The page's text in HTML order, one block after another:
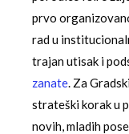
prvo
rad u
trajan utisak i
zanate. Za
strateški korak u
novih, mladih